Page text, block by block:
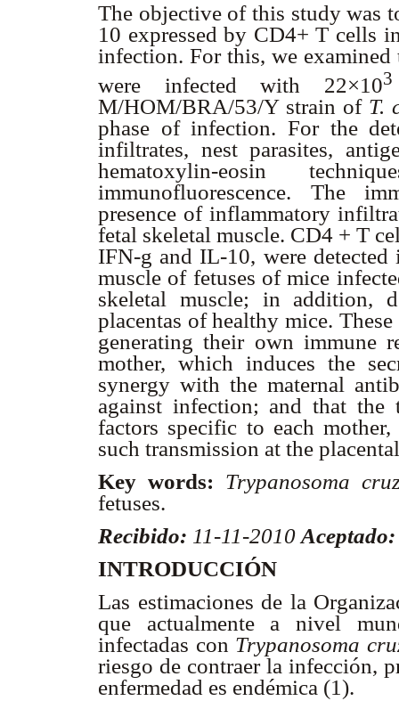
The objective of this study was
10 expressed by CD4+ T cells
infection. For this, we
were infected with 22×103
M/HOM/BRA/53/Y strain of T.
phase of infection. For the
infiltrates, nest parasites,
hematoxylin-eosin
immunofluorescence. The
presence of inflammatory
fetal skeletal muscle. CD4 + T
IFN-g and IL-10, were detected
muscle of fetuses of mice
skeletal muscle; in addition,
placentas of healthy mice.
generating their own immune
mother, which induces the
synergy with the maternal
against infection; and that the
factors specific to each
such transmission at the
Key words: Trypanosoma
fetuses.
Recibido: 11-11-2010 Aceptado:
INTRODUCCIÓN
Las estimaciones de la
que actualmente a nivel
infectadas con Trypanosoma
riesgo de contraer la infección,
enfermedad es endémica (1).